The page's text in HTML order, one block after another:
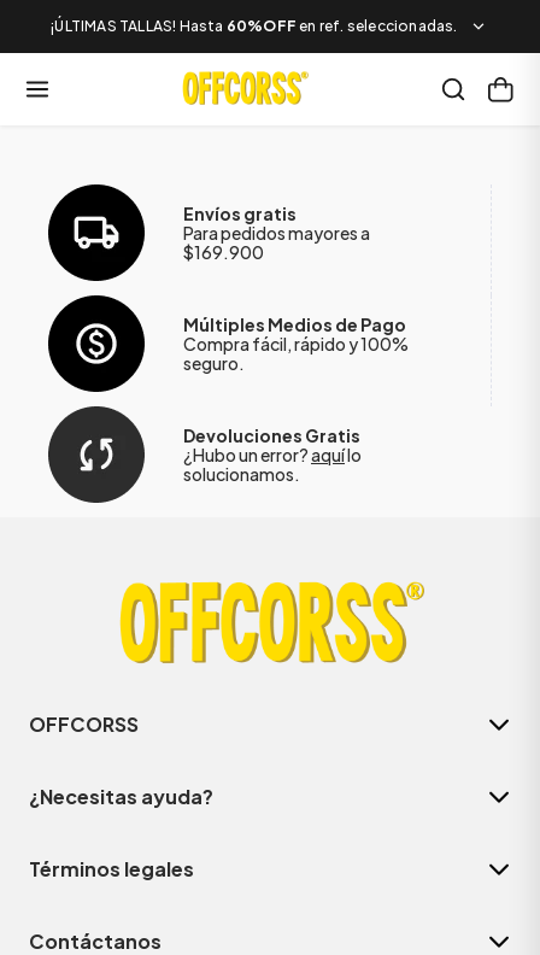
¡ÚLTIMAS TALLAS! Hasta 60%OFF en ref. seleccionadas.
Envíos gratis
Para pedidos mayores a
$169.900
Múltiples Medios de Pago
Compra fácil, rápido y 100%
seguro.
Devoluciones Gratis
¿Hubo un error?aquílo
solucionamos.
OFFCORSS
¿Necesitas ayuda?
Términos legales
Contáctanos